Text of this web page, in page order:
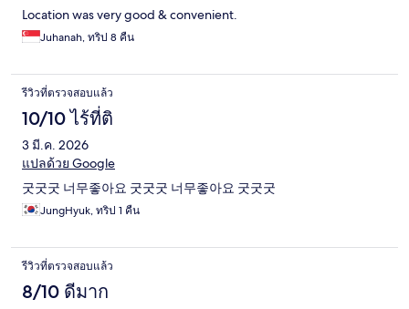
Location was very good & convenient.
Juhanah, ทริป 8 คืน
รีวิวที่ตรวจสอบแล้ว
10/10 ไร้ที่ติ
3 มี.ค. 2026
แปลด้วย Google
굿굿굿 너무좋아요 굿굿굿 너무좋아요 굿굿굿
JungHyuk, ทริป 1 คืน
รีวิวที่ตรวจสอบแล้ว
8/10 ดีมาก